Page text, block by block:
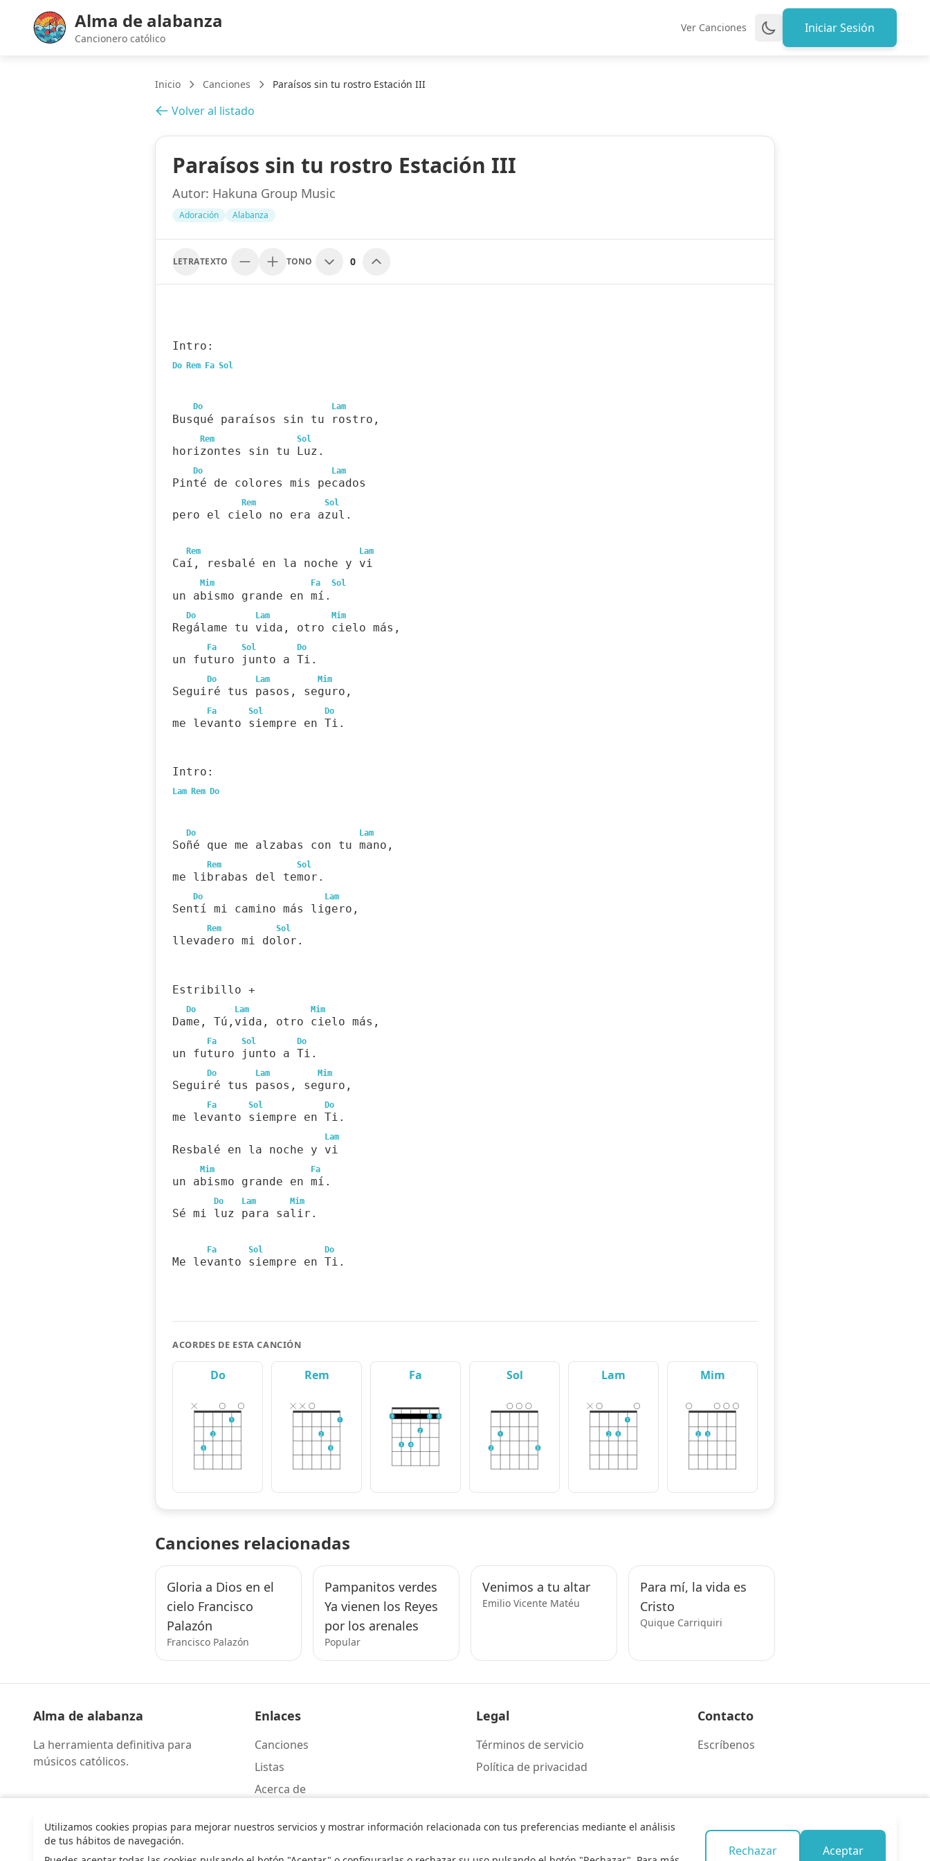
Alma de alabanza
Cancionero católico
Ver Canciones Iniciar Sesión
Inicio Canciones Paraísos sin tu rostro Estación III
Volver al listado
Paraísos sin tu rostro Estación III
Autor: Hakuna Group Music
Adoración Alabanza
LETRATEXTO TONO 0
Intro:
Do Rem Fa Sol
Do Lam
Busqué paraísos sin tu rostro,
Rem Sol
horizontes sin tu Luz.
Do Lam
Pinté de colores mis pecados
Rem Sol
pero el cielo no era azul.
Rem Lam
Caí, resbalé en la noche y vi
Mim Fa Sol
un abismo grande en mí.
Do Lam Mim
Regálame tu vida, otro cielo más,
Fa Sol Do
un futuro junto a Ti.
Do Lam Mim
Seguiré tus pasos, seguro,
Fa Sol Do
me levanto siempre en Ti.
Intro:
Lam Rem Do
Do Lam
Soñé que me alzabas con tu mano,
Rem Sol
me librabas del temor.
Do Lam
Sentí mi camino más ligero,
Rem Sol
llevadero mi dolor.
Estribillo +
Do Lam Mim
Dame, Tú,vida, otro cielo más,
Fa Sol Do
un futuro junto a Ti.
Do Lam Mim
Seguiré tus pasos, seguro,
Fa Sol Do
me levanto siempre en Ti.
Lam
Resbalé en la noche y vi
Mim Fa
un abismo grande en mí.
Do Lam Mim
Sé mi luz para salir.
Fa Sol Do
Me levanto siempre en Ti.
ACORDES DE ESTA CANCIÓN
Do
3
2
1
Rem
2
3
1
Fa
1
3 4
2
1 1
Sol
2
1
3
Lam
2 3
1
Mim
2 3
Canciones relacionadas
Gloria a Dios en el
cielo Francisco
Palazón
Francisco Palazón
Pampanitos verdes
Ya vienen los Reyes
por los arenales
Popular
Venimos a tu altar
Emilio Vicente Matéu
Para mí, la vida es
Cristo
Quique Carriquiri
Alma de alabanza
La herramienta definitiva para
músicos católicos.
Enlaces
Canciones
Listas
Acerca de
Legal
Términos de servicio
Política de privacidad
Contacto
Escríbenos
Utilizamos cookies propias para mejorar nuestros servicios y mostrar información relacionada con tus preferencias mediante el análisis
de tus hábitos de navegación.
Rechazar Aceptar